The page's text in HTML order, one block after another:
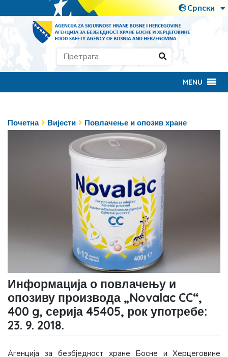
MENU
Почетна Вијести Повлачење и опозив хране
Информација о повлачењу и
опозиву производа „Novalac CC“,
400 g, серија 45405, рок употребе:
23. 9. 2018.
Агенција за безбједност хране Босне и Херцеговине